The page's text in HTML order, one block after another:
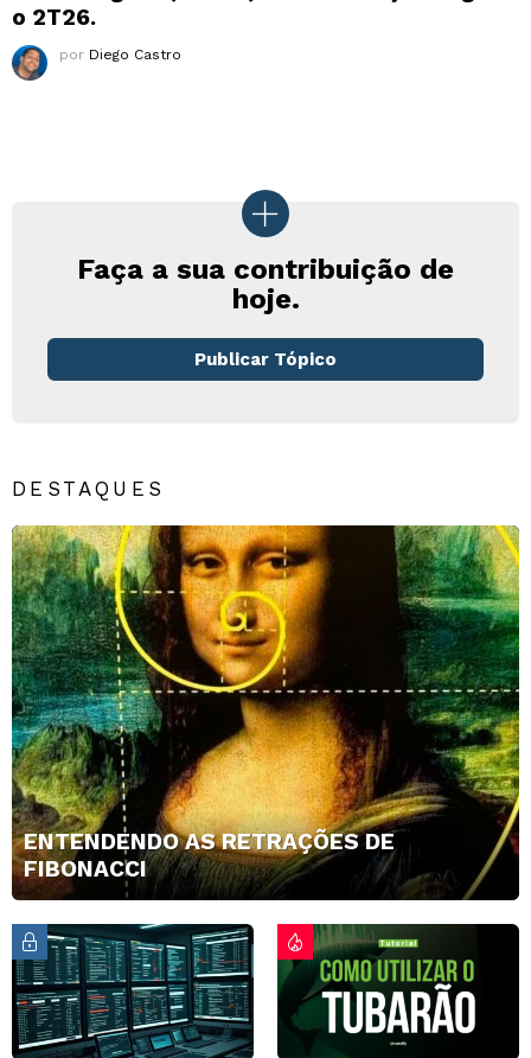
o 2T26.
por Diego Castro
Faça a sua contribuição de
hoje.
Publicar Tópico
DESTAQUES
ENTENDENDO AS RETRAÇÕES DE
FIBONACCI